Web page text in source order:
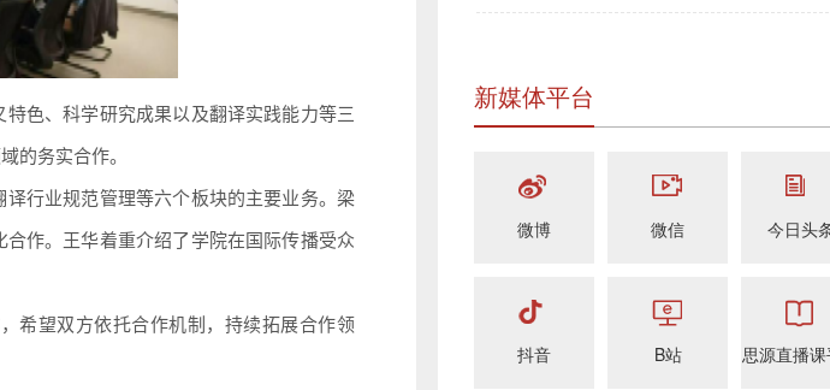
色、科学研究成果以及翻译实践能力等三
的务实合作。
行业规范管理等六个板块的主要业务。梁
作。王华着重介绍了学院在国际传播受众
希望双方依托合作机制，持续拓展合作领
新媒体平台
微博 微信 今日头
抖音 B站 思源直播